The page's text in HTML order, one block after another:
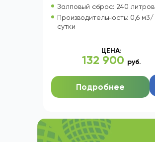
Залповый сброс: 240 литров
Производительность: 0,6 м3/
сутки
ЦЕНА:
132 900 руб.
Подробнее